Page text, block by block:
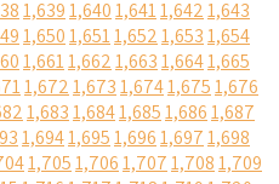
1,6391,6401,6411,6421,643
1,6501,6511,6521,6531,654
1,6611,6621,6631,6641,665
1,6721,6731,6741,6751,676
1,6831,6841,6851,6861,687
1,6941,6951,6961,6971,698
1,7051,7061,7071,7081,709